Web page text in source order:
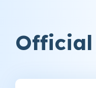
Official